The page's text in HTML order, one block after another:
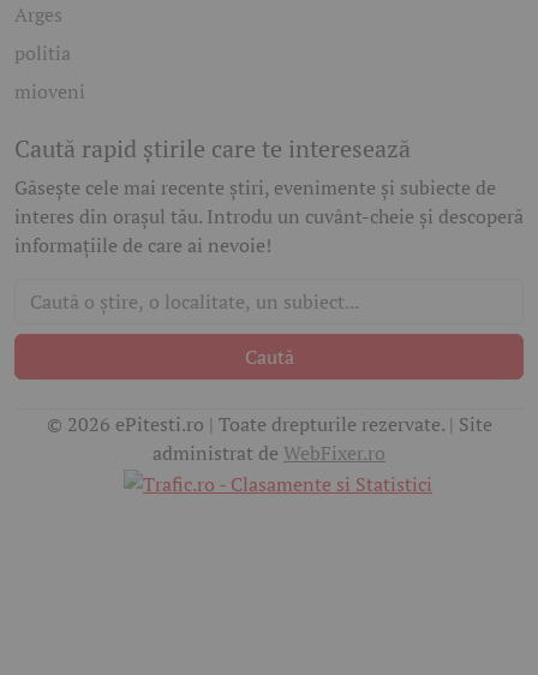
Arges
politia
mioveni
Caută rapid știrile care te interesează
Găsește cele mai recente știri, evenimente și subiecte de
interes din orașul tău. Introdu un cuvânt-cheie și descoperă
informațiile de care ai nevoie!
Caută
© 2026 ePitesti.ro | Toate drepturile rezervate. | Site
administrat de WebFixer.ro